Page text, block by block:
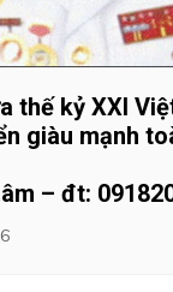
thế kỷ XXI
giàu mạnh
– đt: